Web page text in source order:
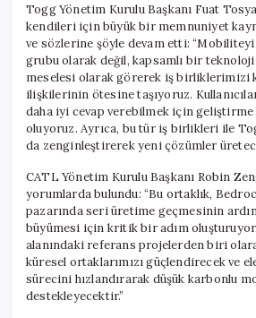
Togg Yönetim Kurulu Başkanı Fuat
kendileri için büyük bir memnuniyet
ve sözlerine şöyle devam etti:
grubu olarak değil, kapsamlı bir
meselesi olarak görerek iş birliklerimizi
ilişkilerinin ötesine taşıyoruz.
daha iyi cevap verebilmek için
oluyoruz. Ayrıca, bu tür iş birlikleri ile
da zenginleştirerek yeni çözümler
CATL Yönetim Kurulu Başkanı Robin
yorumlarda bulundu: “Bu ortaklık,
pazarında seri üretime geçmesinin
büyümesi için kritik bir adım
alanındaki referans projelerden biri
küresel ortaklarımızı güçlendirecek ve
sürecini hızlandırarak düşük karbonlu
destekleyecektir.”